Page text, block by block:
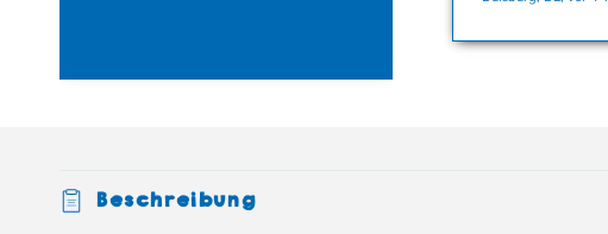
Einklappbarer Inhalt
Beschreibung